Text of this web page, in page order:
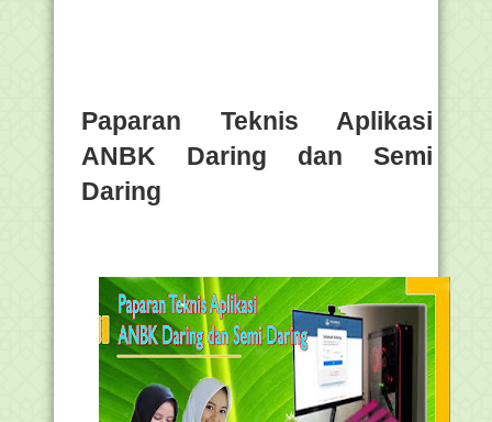
Paparan Teknis Aplikasi
ANBK Daring dan Semi
Daring